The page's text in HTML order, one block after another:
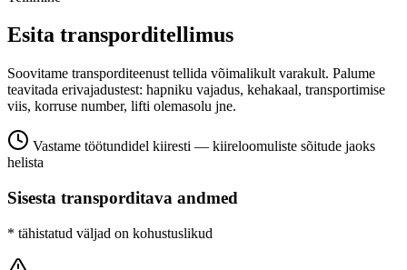
Esita transporditellimus
Soovitame transporditeenust tellida võimalikult varakult. Palume
teavitada erivajadustest: hapniku vajadus, kehakaal, transportimise
viis, korruse number, lifti olemasolu jne.
Vastame töötundidel kiiresti — kiireloomuliste sõitude jaoks
helista
Sisesta transporditava andmed
* tähistatud väljad on kohustuslikud